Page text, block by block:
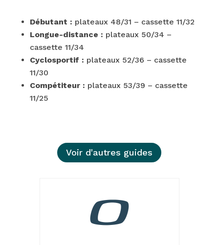
Débutant : plateaux 48/31 – cassette 11/32
Longue-distance : plateaux 50/34 –
cassette 11/34
Cyclosportif : plateaux 52/36 – cassette
11/30
Compétiteur : plateaux 53/39 – cassette
11/25
Voir d'autres guides